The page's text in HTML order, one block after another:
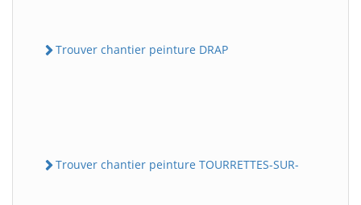
Trouver chantier peinture DRAP
Trouver chantier peinture TOURRETTES-SUR-